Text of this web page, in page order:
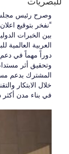
وصرح رئيس مجلس
بين الخبرات
العربية
دوراً مهماً في دعم
وتحقيق أثر
المشترك بدعم
خلال الابتكار
في بناء مدن أكثر